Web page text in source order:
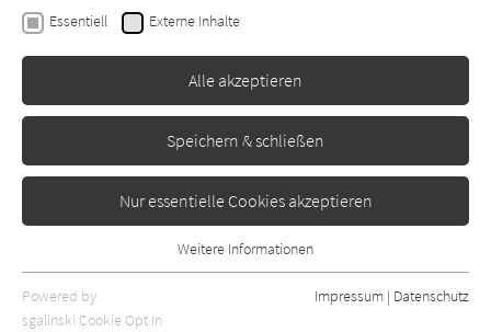
Stephanie Schneider
Mias Bohne
Erschienen: Februar 2023
0
Essentiell Externe Inhalte
Alle akzeptieren
Speichern & schließen
Nur essentielle Cookies akzeptieren
Essentielle Cookies werden für grundlegende Funktionen der
Webseite benötigt. Dadurch ist gewährleistet, dass die Webseite
Weitere Informationen
Powered by
sgalinski Cookie Opt In
Impressum | Datenschutz